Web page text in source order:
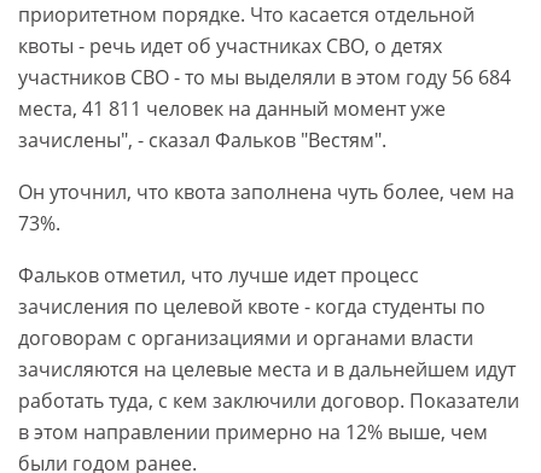
приоритетном порядке. Что касается отдельной
квоты - речь идет об участниках СВО, о детях
участников СВО - то мы выделяли в этом году 56 684
места, 41 811 человек на данный момент уже
зачислены", - сказал Фальков "Вестям".
Он уточнил, что квота заполнена чуть более, чем на
73%.
Фальков отметил, что лучше идет процесс
зачисления по целевой квоте - когда студенты по
договорам с организациями и органами власти
зачисляются на целевые места и в дальнейшем идут
работать туда, с кем заключили договор. Показатели
в этом направлении примерно на 12% выше, чем
были годом ранее.